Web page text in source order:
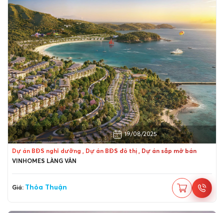
Quận Liên Chiểu, Đà Nẵng
19/08/2025
Dự án BĐS nghỉ dưỡng , Dự án BĐS đô thị , Dự án sắp mở bán
VINHOMES LÀNG VÂN
Giá: Thỏa Thuận